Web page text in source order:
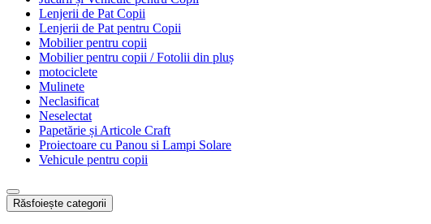
Lenjerii de Pat Copii
Lenjerii de Pat pentru Copii
Mobilier pentru copii
Mobilier pentru copii / Fotolii din pluș
motociclete
Mulinete
Neclasificat
Neselectat
Papetărie și Articole Craft
Proiectoare cu Panou si Lampi Solare
Vehicule pentru copii
Răsfoiește categorii